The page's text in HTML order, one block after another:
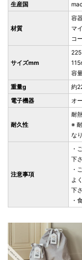
生産国
材質
容
マ
コ
サイズmm
容
重量g
約
電子機器
オ
耐久性
耐
※
な
注意事項
・
下
・
よ
下
・